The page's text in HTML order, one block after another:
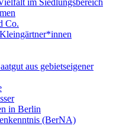
im Siedlungsbereich
Co.
aus gebietseigener
in Berlin
(BerNA)